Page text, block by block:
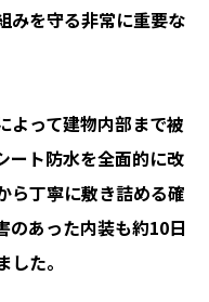
みを守る非常に重要な
よって建物内部まで被
ート防水を全面的に改
ら丁寧に敷き詰める確
のあった内装も約10日
た。